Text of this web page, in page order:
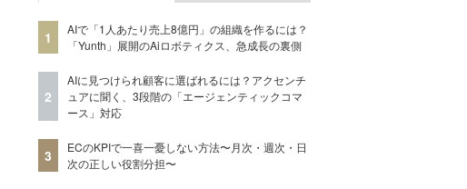
1
AIで「1人あたり売上8億円」の組織を作るには？
「Yunth」展開のAiロボティクス、急成長の裏側
2
AIに見つけられ顧客に選ばれるには？アクセンチ
ュアに聞く、3段階の「エージェンティックコマ
ース」対応
3
ECのKPIで一喜一憂しない方法〜月次・週次・日
次の正しい役割分担〜